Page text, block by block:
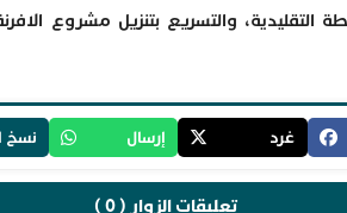
التقليدية، والتسريع بتنزيل مشروع
غرد إرسال نسخ
تعليقات الزوار ( 0 )